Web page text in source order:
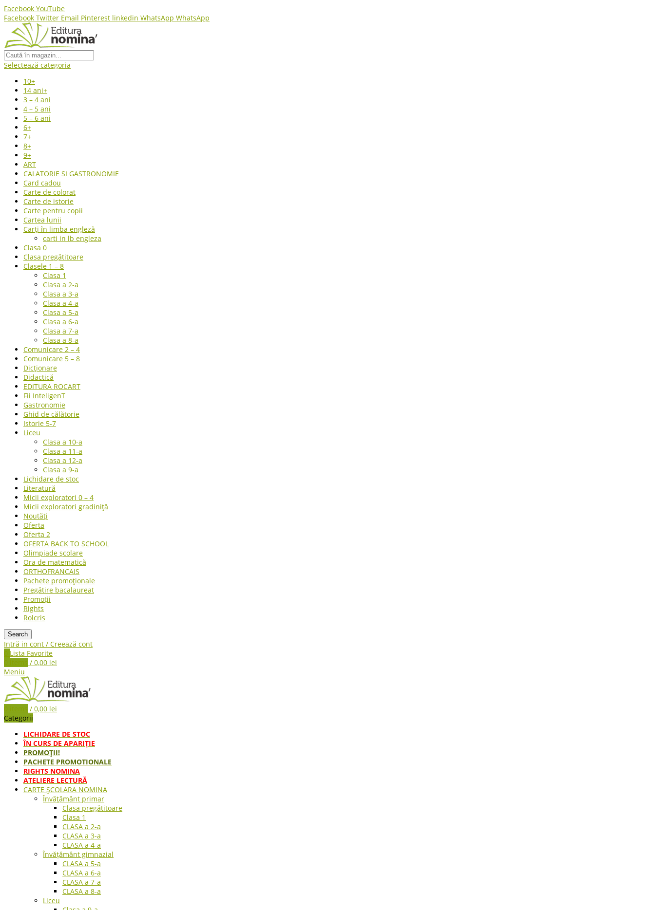
Facebook YouTube
Facebook Twitter Email Pinterest linkedin WhatsApp WhatsApp
Selectează categoria
10+
14 ani+
3 – 4 ani
4 – 5 ani
5 – 6 ani
6+
7+
8+
9+
ART
CALATORIE SI GASTRONOMIE
Card cadou
Carte de colorat
Carte de istorie
Carte pentru copii
Cartea lunii
Carți în limba engleză
carti in lb engleza
Clasa 0
Clasa pregătitoare
Clasele 1 – 8
Clasa 1
Clasa a 2-a
Clasa a 3-a
Clasa a 4-a
Clasa a 5-a
Clasa a 6-a
Clasa a 7-a
Clasa a 8-a
Comunicare 2 – 4
Comunicare 5 – 8
Dicționare
Didactică
EDITURA ROCART
Fii InteligenT
Gastronomie
Ghid de călătorie
Istorie 5-7
Liceu
Clasa a 10-a
Clasa a 11-a
Clasa a 12-a
Clasa a 9-a
Lichidare de stoc
Literatură
Micii exploratori 0 – 4
Micii exploratori gradiniță
Noutăți
Oferta
Oferta 2
OFERTA BACK TO SCHOOL
Olimpiade școlare
Ora de matematică
ORTHOFRANCAIS
Pachete promoționale
Pregătire bacalaureat
Promoții
Rights
Rolcris
Search
Intră in cont / Creează cont
0 Lista Favorite
0 items / 0,00 lei
Meniu
0 items / 0,00 lei
Categorii
LICHIDARE DE STOC
ÎN CURS DE APARIŢIE
PROMOȚII!
PACHETE PROMOTIONALE
RIGHTS NOMINA
ATELIERE LECTURĂ
CARTE ŞCOLARA NOMINA
Învățământ primar
Clasa pregătitoare
Clasa 1
CLASA a 2-a
CLASA a 3-a
CLASA a 4-a
Învățământ gimnazial
CLASA a 5-a
CLASA a 6-a
CLASA a 7-a
CLASA a 8-a
Liceu